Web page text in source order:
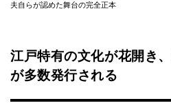
夫自らが認めた舞台の完全正本
江戸特有の文化が花開き
が多数発行される